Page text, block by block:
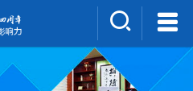
集团介绍